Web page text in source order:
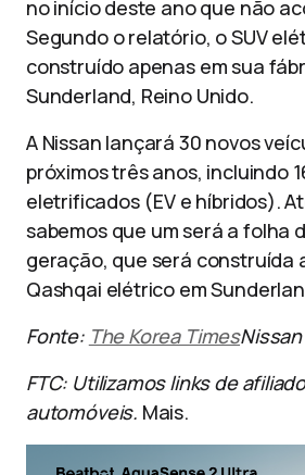
no início deste ano que não
Segundo o relatório, o SUV
construído apenas em sua
Sunderland, Reino Unido.
A Nissan lançará 30 novos
próximos três anos, incluindo
eletrificados (EV e híbridos).
sabemos que um será a folha
geração, que será construída
Qashqai elétrico em
Fonte: The Korea TimesNissan
FTC: Utilizamos links de
automóveis. Mais.